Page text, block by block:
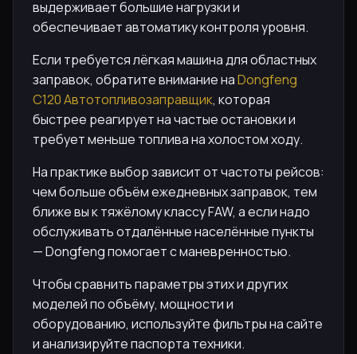
выдерживает большие нагрузки и
обеспечивает автоматику контроля уровня.
Если требуется лёгкая машина для областных
заправок, обратите внимание наDongfeng
C120 Автотопливозаправщик, которая
быстрее реагирует на частые остановки и
требует меньше топлива на холостом ходу.
На практике выбор зависит от частоты рейсов:
чем больше объём ежедневных заправок, тем
ближе вы к тяжёлому классу FAW, а если надо
обслуживать отдалённые населённые пункты
— Dongfeng помогает с маневренностью.
Чтобы сравнить параметры этих и других
моделей по объёму, мощности и
оборудованию, используйте фильтры на сайте
и анализируйте паспорта техники.